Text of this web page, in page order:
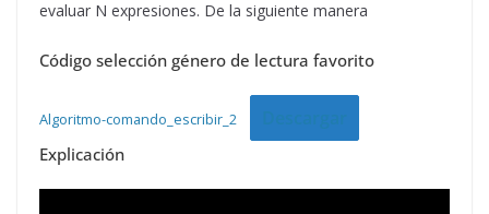
evaluar N expresiones. De la siguiente manera
Código selección género de lectura favorito
Algoritmo-comando_escribir_2
Explicación